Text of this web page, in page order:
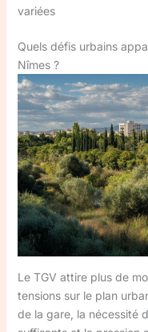
variées
Quels défis urbains
Nîmes ?
Le TGV attire plus de
tensions sur le plan
de la gare, la nécessité